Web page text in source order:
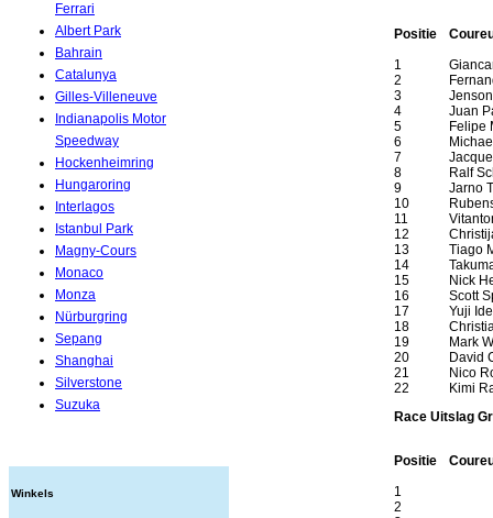
Ferrari
Albert Park
Bahrain
Catalunya
Gilles-Villeneuve
Indianapolis Motor
Speedway
Hockenheimring
Hungaroring
Interlagos
Istanbul Park
Magny-Cours
Monaco
Monza
Nürburgring
Sepang
Shanghai
Silverstone
Suzuka
Winkels
Positie
1
2
3
4
Juan
5
Felipe
6
7
8
Ralf
9
Jarno
10
11
12
13
Tiago
14
15
Nick
16
Scott
17
Yuji Ide
18
19
Mark
20
David
21
Nico
22
Kimi
Race Uitslag
Positie
1
2